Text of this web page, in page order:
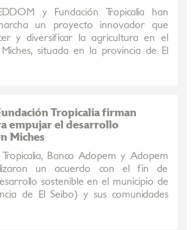
y Fundación Tropicalia han
un proyecto innovador que
y diversificar la agricultura en el
situada en la provincia de El
Tropicalia firman
empujar el desarrollo
Miches
Tropicalia, Banco Adopem y Adopem
un acuerdo con el fin de
sostenible en el municipio de
de El Seibo) y sus comunidades